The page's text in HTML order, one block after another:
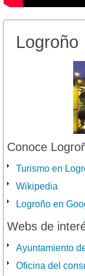
Logroño
Conoce
Turismo en
Wikipedia
Logroño en
Webs de
Ayuntamiento
Oficina del